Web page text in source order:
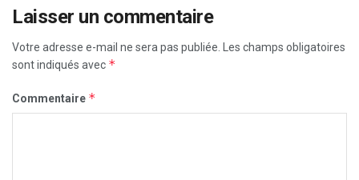
Laisser un commentaire
Votre adresse e-mail ne sera pas publiée. Les champs obligatoires
sont indiqués avec *
Commentaire *